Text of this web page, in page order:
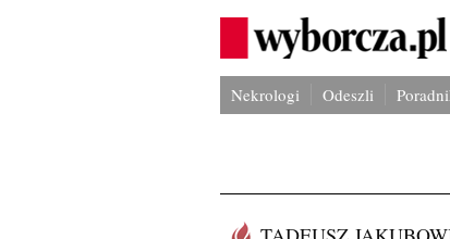
Nekrologi Odeszli